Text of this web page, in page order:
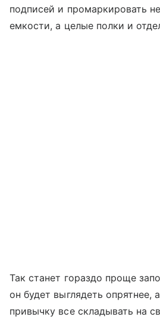
подписей и промаркировать
емкости, а целые полки и
Так станет гораздо проще
он будет выглядеть опрятнее,
привычку все складывать на